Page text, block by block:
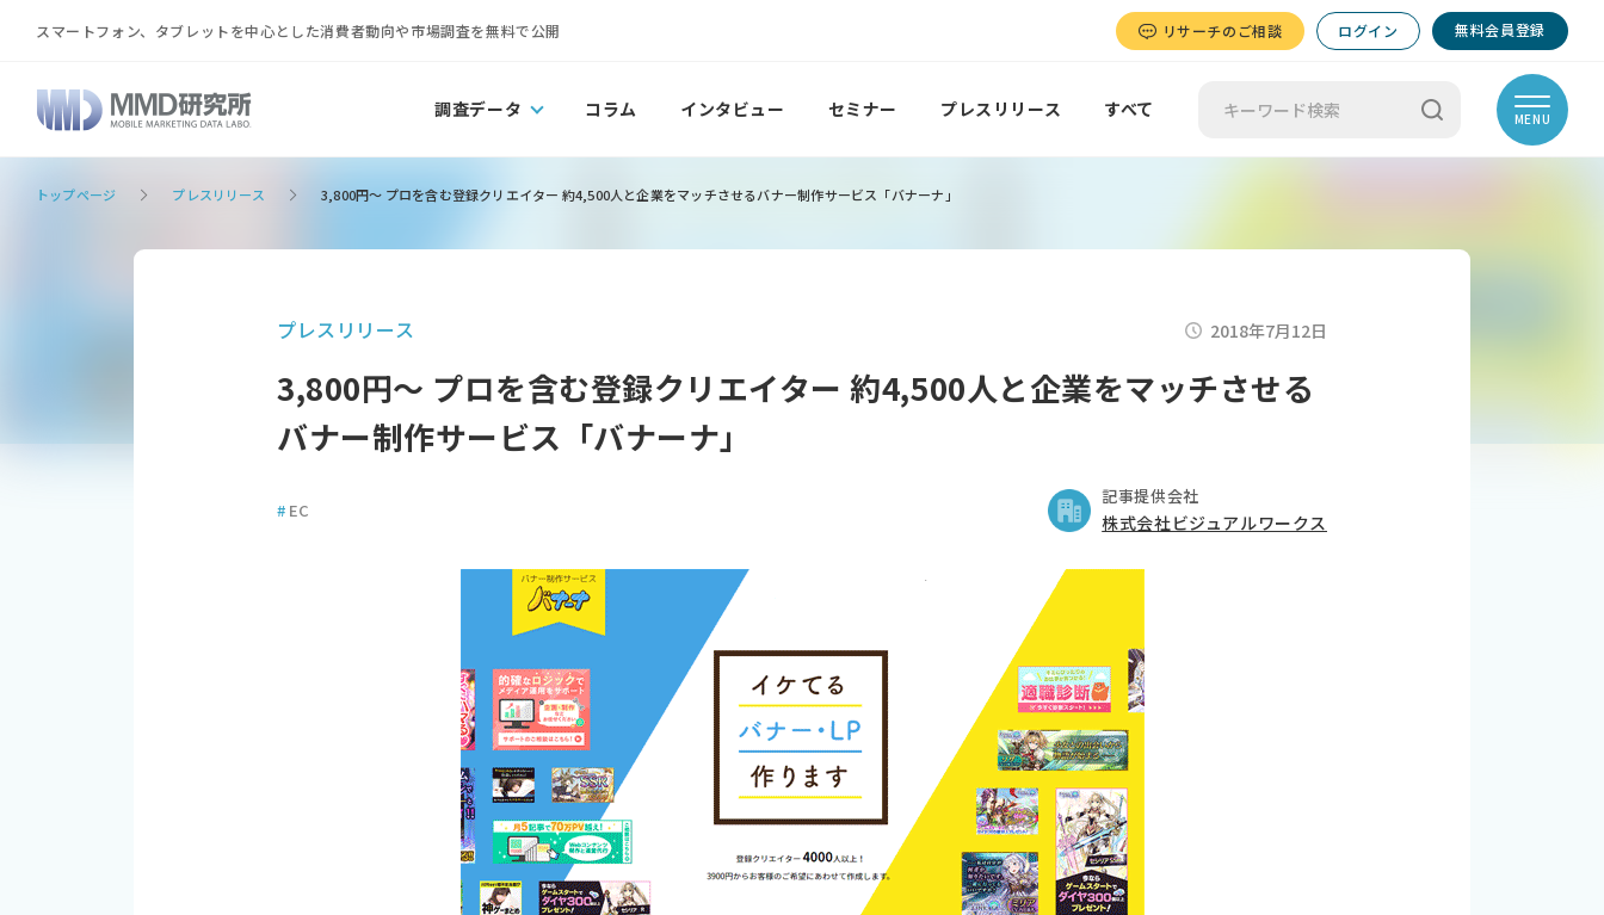
スマートフォン、タブレットを中心とした消費者動向や市場調査を無料で公開 リサーチのご相談 ログイン 無料会員登録
調査データ コラム インタビュー セミナー プレスリリース すべて MENU
トップページ プレスリリース 3,800円～ プロを含む登録クリエイター 約4,500人と企業をマッチさせるバナー制作サービス「バナーナ」
プレスリリース 2018年7月12日
3,800円～ プロを含む登録クリエイター 約4,500人と企業をマッチさせる
バナー制作サービス「バナーナ」
# EC
記事提供会社
株式会社ビジュアルワークス